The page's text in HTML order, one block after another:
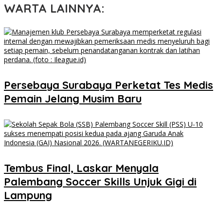
WARTA LAINNYA:
Persebaya Surabaya Perketat Tes Medis
Pemain Jelang Musim Baru
Tembus Final, Laskar Menyala
Palembang Soccer Skills Unjuk Gigi di
Lampung